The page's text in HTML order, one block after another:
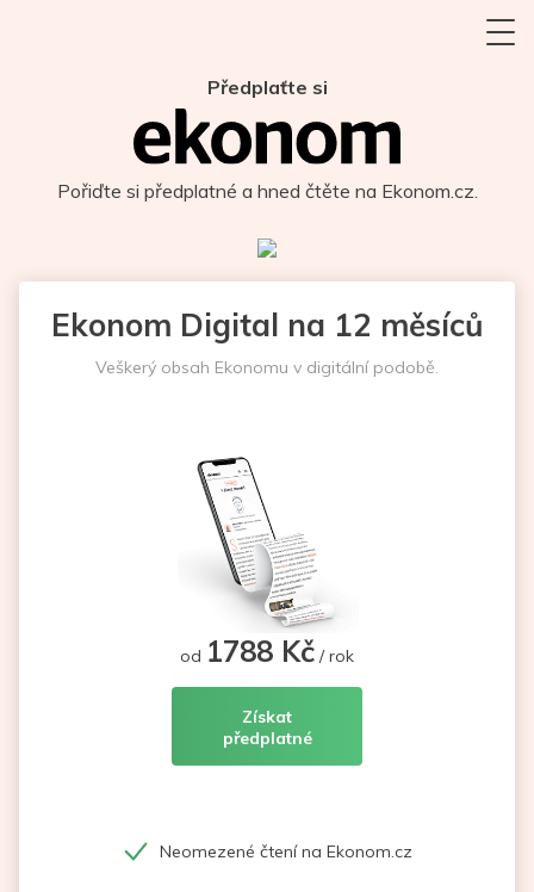
Předplaťte si
Pořiďte si předplatné a hned čtěte na Ekonom.cz.
Ekonom Digital na 12 měsíců
Veškerý obsah Ekonomu v digitální podobě.
od 1788 Kč / rok
Získat
předplatné
Neomezené čtení na Ekonom.cz